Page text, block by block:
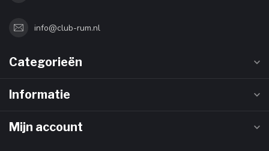
info@club-rum.nl
Categorieën
Informatie
Mijn account